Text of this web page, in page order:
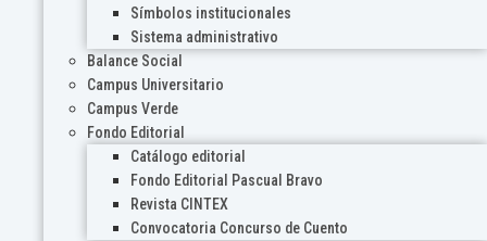
Símbolos institucionales
Sistema administrativo
Balance Social
Campus Universitario
Campus Verde
Fondo Editorial
Catálogo editorial
Fondo Editorial Pascual Bravo
Revista CINTEX
Convocatoria Concurso de Cuento